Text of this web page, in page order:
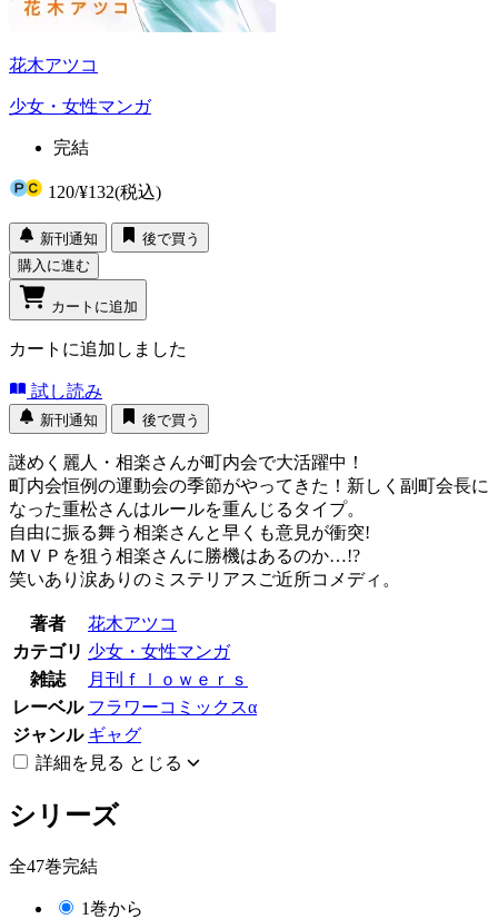
花木アツコ
少女・女性マンガ
完結
120/¥132(税込)
新刊通知
後で買う
購入に進む
カートに追加
カートに追加しました
試し読み
新刊通知 後で買う
謎めく麗人・相楽さんが町内会で大活躍中！
町内会恒例の運動会の季節がやってきた！新しく副町会長に
なった重松さんはルールを重んじるタイプ。
自由に振る舞う相楽さんと早くも意見が衝突!
ＭＶＰを狙う相楽さんに勝機はあるのか…!?
笑いあり涙ありのミステリアスご近所コメディ。
著者
花木アツコ
カテゴリ 少女・女性マンガ
雑誌
月刊ｆｌｏｗｅｒｓ
レーベル フラワーコミックスα
ジャンル ギャグ
詳細を見る とじる
シリーズ
全47巻完結
1巻から